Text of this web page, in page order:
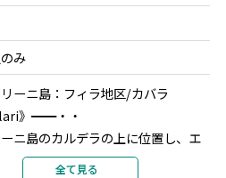
ツインまたはダブル
リ
み
リーニ島：フィラ地区/カバラ
》━━・・
ニ島のカルデラの上に位置し、エ
旧港のパノラマの景色が楽しめま
全て見る